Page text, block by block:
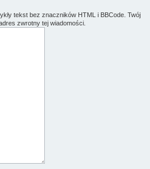
tekst bez znaczników HTML i BBCode. Twój
zwrotny tej wiadomości.